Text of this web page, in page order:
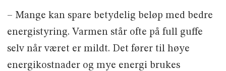
– Mange kan spare betydelig beløp med bedre
energistyring. Varmen står ofte på full guffe
selv når været er mildt. Det fører til høye
energikostnader og mye energi brukes